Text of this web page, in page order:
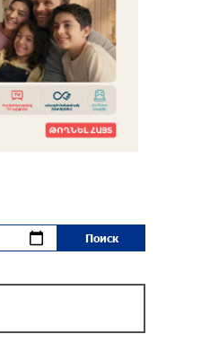
как начало
Гагика
уроки истории:
одного месяца назад
обладателем
новые АЭС,